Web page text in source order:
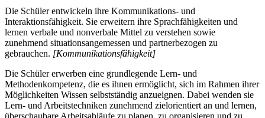
Die Schüler entwickeln ihre Kommunikations- und
Interaktionsfähigkeit. Sie erweitern ihre Sprachfähigkeiten und
lernen verbale und nonverbale Mittel zu verstehen sowie
zunehmend situationsangemessen und partnerbezogen zu
gebrauchen. [Kommunikationsfähigkeit]
Die Schüler erwerben eine grundlegende Lern- und
Methodenkompetenz, die es ihnen ermöglicht, sich im Rahmen ihrer
Möglichkeiten Wissen selbstständig anzueignen. Dabei wenden sie
Lern- und Arbeitstechniken zunehmend zielorientiert an und lernen,
überschaubare Arbeitsabläufe zu planen, zu organisieren und zu